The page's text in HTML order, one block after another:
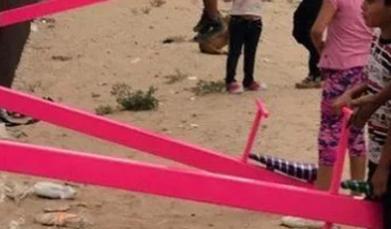
эту стену!») Стала одной из
– не считая «Lock her up» ( «За решетку
донести, что «две стороны всегда
на другую».